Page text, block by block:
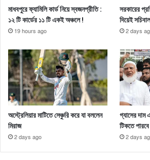
মাধবপুরে ফ্যামিলি কার্ড নিয়ে স্বজনপ্রীতি :
১২ টি কার্ডের ১১ টি একই অঞ্চলে !
19 hours ago
সরকারের
দিয়েই
2 days
অস্ট্রেলিয়ার মাটিতে সেঞ্চুরি করে যা বললেন
মিরাজ
2 days ago
গ্যাসের দাম
টিকতে
2 days